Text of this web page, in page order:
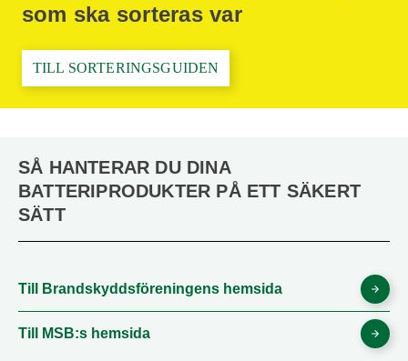
som ska sorteras var
TILL SORTERINGSGUIDEN
SÅ HANTERAR DU DINA
BATTERIPRODUKTER PÅ ETT SÄKERT
SÄTT
Till Brandskyddsföreningens hemsida
Till MSB:s hemsida